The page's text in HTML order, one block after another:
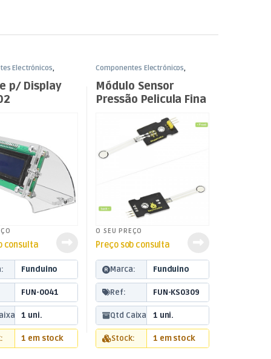
Electrónicos,
p/ Display
consulta
Funduino
FUN-0041
1 uni.
1 em stock
Componentes Electrónicos,
Módulo Sensor
Pressão Pelicula Fina
O SEU PREÇO
Preço sob consulta
Marca: Funduino
Ref: FUN-KS0309
Qtd Caixa: 1 uni.
Stock: 1 em stock